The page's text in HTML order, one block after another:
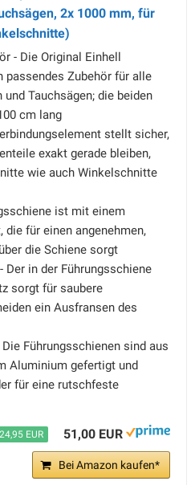
2x 1000 mm, für
- Die Original Einhell
passendes Zubehör für alle
Tauchsägen; die beiden
cm lang
stellt sicher,
exakt gerade bleiben,
wie auch Winkelschnitte
ist mit einem
für einen angenehmen,
die Schiene sorgt
Der in der Führungsschiene
sorgt für saubere
ein Ausfransen des
Führungsschienen sind aus
Aluminium gefertigt und
für eine rutschfeste
EUR 51,00 EUR
Bei Amazon kaufen*